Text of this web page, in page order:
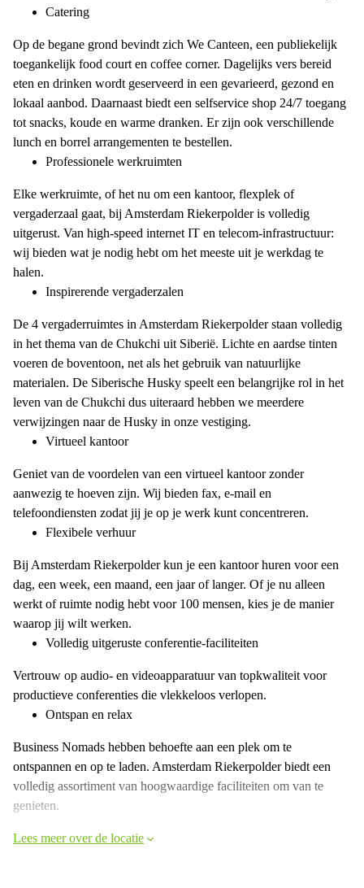
Catering
Op de begane grond bevindt zich We Canteen, een publiekelijk
toegankelijk food court en coffee corner. Dagelijks vers bereid
eten en drinken wordt geserveerd in een gevarieerd, gezond en
lokaal aanbod. Daarnaast biedt een selfservice shop 24/7 toegang
tot snacks, koude en warme dranken. Er zijn ook verschillende
lunch en borrel arrangementen te bestellen.
Professionele werkruimten
Elke werkruimte, of het nu om een kantoor, flexplek of
vergaderzaal gaat, bij Amsterdam Riekerpolder is volledig
uitgerust. Van high-speed internet IT en telecom-infrastructuur:
wij bieden wat je nodig hebt om het meeste uit je werkdag te
halen.
Inspirerende vergaderzalen
De 4 vergaderruimtes in Amsterdam Riekerpolder staan volledig
in het thema van de Chukchi uit Siberië. Lichte en aardse tinten
voeren de boventoon, net als het gebruik van natuurlijke
materialen. De Siberische Husky speelt een belangrijke rol in het
leven van de Chukchi dus uiteraard hebben we meerdere
verwijzingen naar de Husky in onze vestiging.
Virtueel kantoor
Geniet van de voordelen van een virtueel kantoor zonder
aanwezig te hoeven zijn. Wij bieden fax, e-mail en
telefoondiensten zodat jij je op je werk kunt concentreren.
Flexibele verhuur
Bij Amsterdam Riekerpolder kun je een kantoor huren voor een
dag, een week, een maand, een jaar of langer. Of je nu alleen
werkt of ruimte nodig hebt voor 100 mensen, kies je de manier
waarop jij wilt werken.
Volledig uitgeruste conferentie-faciliteiten
Vertrouw op audio- en videoapparatuur van topkwaliteit voor
productieve conferenties die vlekkeloos verlopen.
Ontspan en relax
Business Nomads hebben behoefte aan een plek om te
ontspannen en op te laden. Amsterdam Riekerpolder biedt een
volledig assortiment van hoogwaardige faciliteiten om van te
genieten.
Lees meer over de locatie